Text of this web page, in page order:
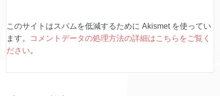
このサイトはスパムを低減するために Akismet を使ってい
ます。
コメントデータの処理方法の詳細はこちらをご覧く
ださい。